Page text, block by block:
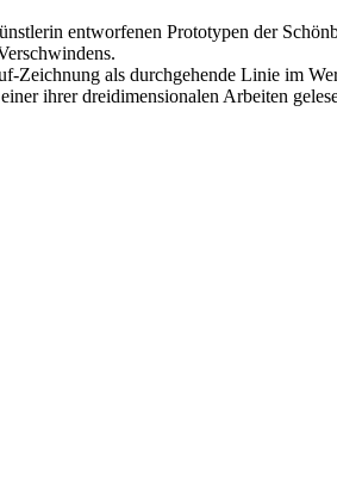
entworfenen Prototypen der
Zeichnung als durchgehende Linie im
ihrer dreidimensionalen Arbeiten